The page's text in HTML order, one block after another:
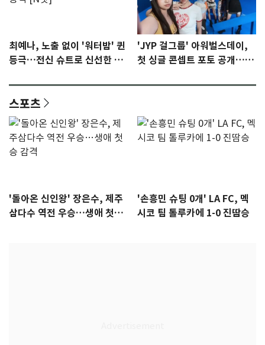
최예나, 노출 없이 '워터밤' 퀸
등극…전신 슈트로 신선한 충
'JYP 걸그룹' 아워벌스데이,
첫 싱글 콘셉트 포토 공개…청
스포츠
'돌아온 신인왕' 장은수, 제주
삼다수 역전 우승…생애 첫승
'손흥민 슈팅 0개' LA FC, 멕
시코 팀 톨루카에 1-0 진땀승